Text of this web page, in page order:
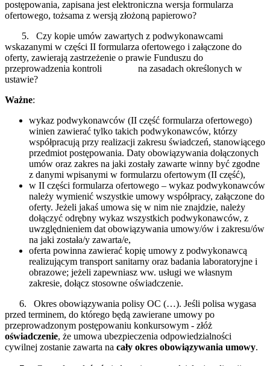
postępowania, zapisana jest elektroniczna wersja formularza
ofertowego, tożsama z wersją złożoną papierowo?
5. Czy kopie umów zawartych z podwykonawcami
wskazanymi w części II formularza ofertowego i załączone do
oferty, zawierają zastrzeżenie o prawie Funduszu do
przeprowadzenia kontroli na zasadach określonych w
ustawie?
Ważne:
wykaz podwykonawców (II część formularza ofertowego)
winien zawierać tylko takich podwykonawców, którzy
współpracują przy realizacji zakresu świadczeń, stanowiącego
przedmiot postępowania. Daty obowiązywania dołączonych
umów oraz zakres na jaki zostały zawarte winny być zgodne
z danymi wpisanymi w formularzu ofertowym (II część),
w II części formularza ofertowego – wykaz podwykonawców
należy wymienić wszystkie umowy współpracy, załączone do
oferty. Jeżeli jakaś umowa się w nim nie znajdzie, należy
dołączyć odrębny wykaz wszystkich podwykonawców, z
uwzględnieniem dat obowiązywania umowy/ów i zakresu/ów
na jaki została/y zawarta/e,
oferta powinna zawierać kopię umowy z podwykonawcą
realizującym transport sanitarny oraz badania laboratoryjne i
obrazowe; jeżeli zapewniasz ww. usługi we własnym
zakresie, dołącz stosowne oświadczenie.
6. Okres obowiązywania polisy OC (…). Jeśli polisa wygasa
przed terminem, do którego będą zawierane umowy po
przeprowadzonym postępowaniu konkursowym - złóż
oświadczenie, że umowa ubezpieczenia odpowiedzialności
cywilnej zostanie zawarta na cały okres obowiązywania umowy.